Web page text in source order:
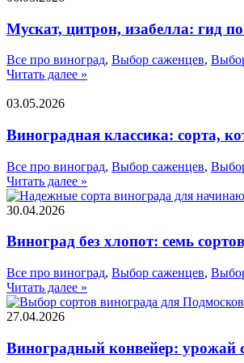
Мускат, цитрон, изабелла: гид
Все про виноград, Выбор саженцев,
Читать далее »
03.05.2026
Виноградная классика: сорта,
Все про виноград, Выбор саженцев,
Читать далее »
30.04.2026
Виноград без хлопот: семь
Все про виноград, Выбор саженцев,
Читать далее »
27.04.2026
Виноградный конвейер: урожай